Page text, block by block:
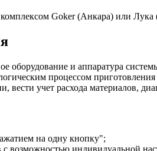
Goker (Анкара) или Лука
оборудование и аппаратура
процессом
учет расхода материалов,
на одну кнопку";